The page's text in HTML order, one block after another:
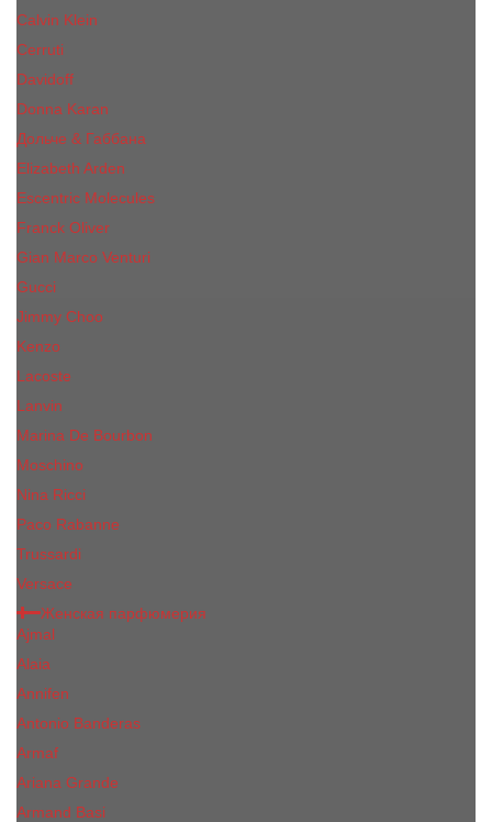
Calvin Klein
Cerruti
Davidoff
Donna Karan
Дольче & Габбана
Elizabeth Arden
Escentric Molecules
Franck Oliver
Gian Marco Venturi
Gucci
Jimmy Choo
Kenzo
Lacoste
Lanvin
Marina De Bourbon
Moschino
Nina Ricci
Paco Rabanne
Trussardi
Versace
Женская парфюмерия
Ajmal
Alaia
Annifen
Antonio Banderas
Armaf
Ariana Grande
Armand Basi